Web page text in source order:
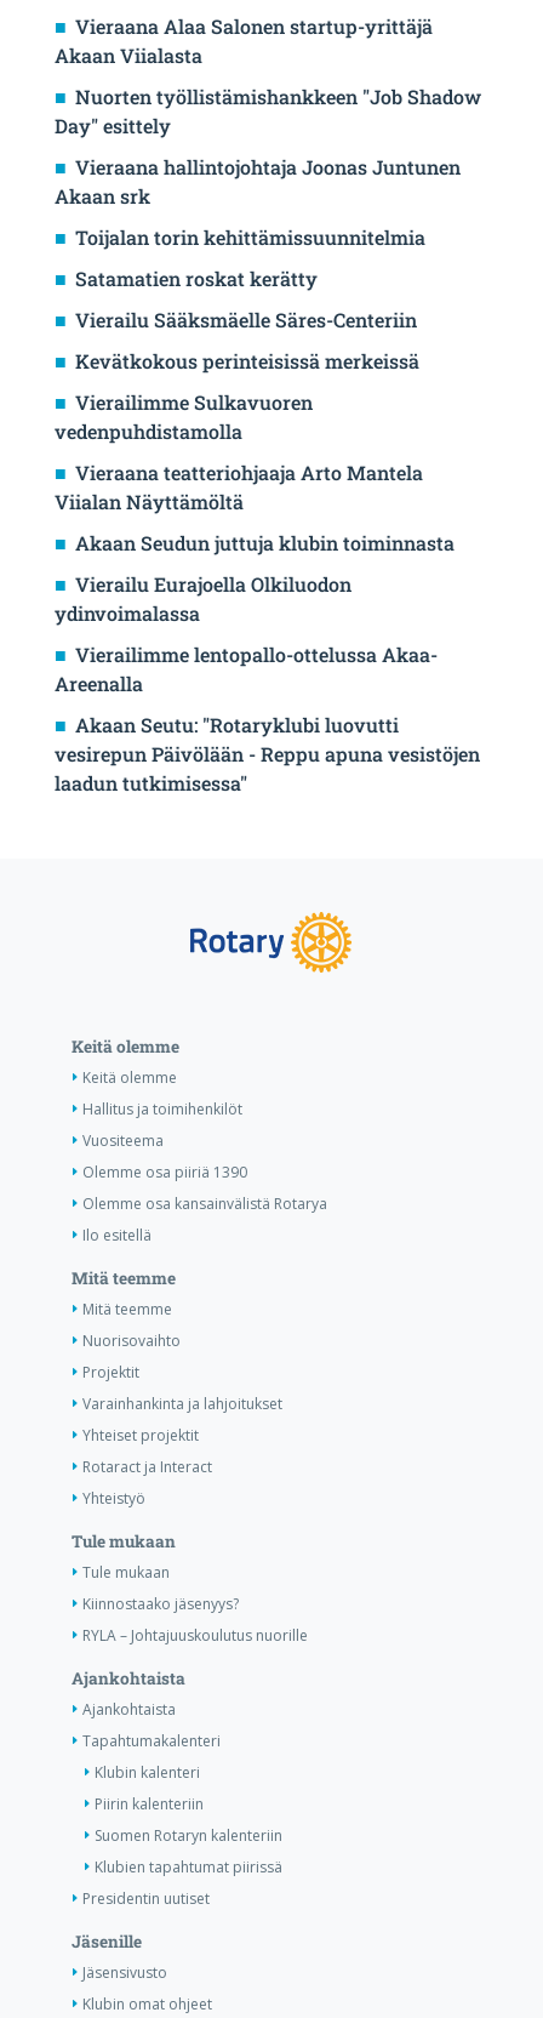
Vieraana Alaa Salonen startup-yrittäjä
Akaan Viialasta
Nuorten työllistämishankkeen "Job Shadow
Day" esittely
Vieraana hallintojohtaja Joonas Juntunen
Akaan srk
Toijalan torin kehittämissuunnitelmia
Satamatien roskat kerätty
Vierailu Sääksmäelle Säres-Centeriin
Kevätkokous perinteisissä merkeissä
Vierailimme Sulkavuoren
vedenpuhdistamolla
Vieraana teatteriohjaaja Arto Mantela
Viialan Näyttämöltä
Akaan Seudun juttuja klubin toiminnasta
Vierailu Eurajoella Olkiluodon
ydinvoimalassa
Vierailimme lentopallo-ottelussa Akaa-
Areenalla
Akaan Seutu: "Rotaryklubi luovutti
vesirepun Päivölään - Reppu apuna vesistöjen
laadun tutkimisessa"
Keitä olemme
Keitä olemme
Hallitus ja toimihenkilöt
Vuositeema
Olemme osa piiriä 1390
Olemme osa kansainvälistä Rotarya
Ilo esitellä
Mitä teemme
Mitä teemme
Nuorisovaihto
Projektit
Varainhankinta ja lahjoitukset
Yhteiset projektit
Rotaract ja Interact
Yhteistyö
Tule mukaan
Tule mukaan
Kiinnostaako jäsenyys?
RYLA – Johtajuuskoulutus nuorille
Ajankohtaista
Ajankohtaista
Tapahtumakalenteri
Klubin kalenteri
Piirin kalenteriin
Suomen Rotaryn kalenteriin
Klubien tapahtumat piirissä
Presidentin uutiset
Jäsenille
Jäsensivusto
Klubin omat ohjeet